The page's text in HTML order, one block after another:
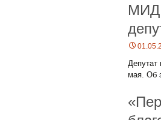
МИД
Депутат
мая. Об